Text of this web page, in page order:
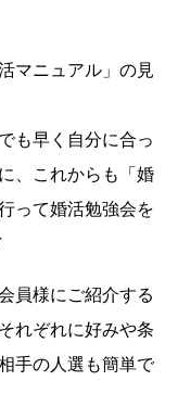
マニュアル」 の見
も早く自分に合っ
、これからも
「婚
って婚活勉強会を
員様にご紹介する
れぞれに好みや条
手の人選も簡単で